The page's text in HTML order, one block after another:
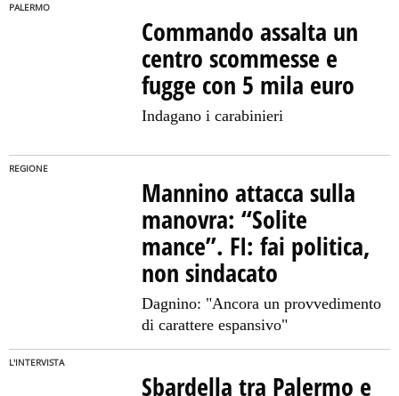
PALERMO
Commando assalta un
centro scommesse e
fugge con 5 mila euro
Indagano i carabinieri
REGIONE
Mannino attacca sulla
manovra: “Solite
mance”. FI: fai politica,
non sindacato
Dagnino: "Ancora un provvedimento
di carattere espansivo"
L'INTERVISTA
Sbardella tra Palermo e